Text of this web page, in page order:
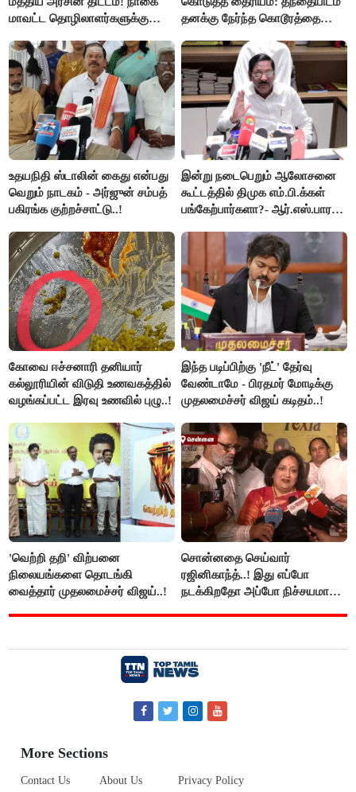
மாவட்ட தொழிலாளர்களுக்கு
செய்தி!
தனக்கு நேர்ந்த கொடூரத்தை
உதயநிதி ஸ்டாலின் கைது என்பது
வெறும் நாடகம் - அர்ஜுன் சம்பத்
பகிரங்க குற்றச்சாட்டு..!
இன்று நடைபெறும் ஆலோசனை
கூட்டத்தில் திமுக எம்.பி.க்கள்
பங்கேற்பார்களா?- ஆர்.எஸ்.பாரதி
கோவை ஈச்சனாரி தனியார்
கல்லூரியின் விடுதி உணவகத்தில்
வழங்கப்பட்ட இரவு உணவில் புழு..!
இந்த படிப்பிற்கு 'நீட்' தேர்வு
வேண்டாமே - பிரதமர் மோடிக்கு
முதலமைச்சர் விஜய் கடிதம்..!
'வெற்றி தறி' விற்பனை
நிலையங்களை தொடங்கி
வைத்தார் முதலமைச்சர் விஜய்..!
சொன்னதை செய்வார்
ரஜினிகாந்த்..! இது எப்போ
நடக்கிறதோ அப்போ நிச்சயமாக
More Sections
Contact Us About Us Privacy Policy